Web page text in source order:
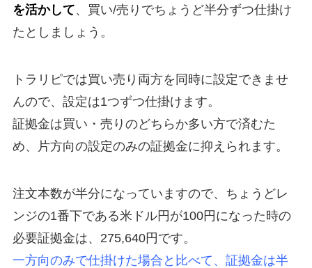
を活かして、買い/売りでちょうど半分ずつ仕掛け
たとしましょう。
トラリピでは買い売り両方を同時に設定できませ
んので、設定は1つずつ仕掛けます。
証拠金は買い・売りのどちらか多い方で済むた
め、片方向の設定のみの証拠金に抑えられます。
注文本数が半分になっていますので、ちょうどレ
ンジの1番下である米ドル円が100円になった時の
必要証拠金は、275,640円です。
一方向のみで仕掛けた場合と比べて、証拠金は半